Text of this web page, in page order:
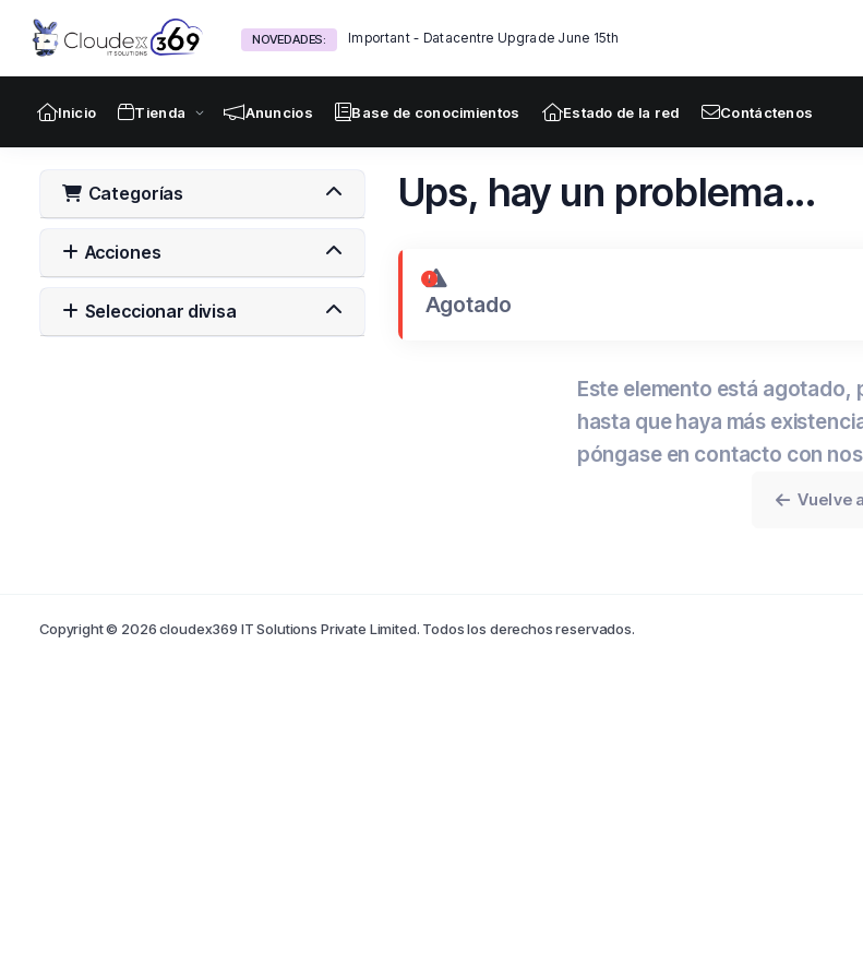
NOVEDADES: Important - Datacentre Upgrade June 15th
Inicio Tienda Anuncios Base de conocimientos Estado de la red Contáctenos
Categorías
Acciones
Seleccionar divisa
Ups, hay un problema...
Agotado
Este elemento está agotado,
hasta que haya más
póngase en contacto con
Vuelve
Copyright © 2026 cloudex369 IT Solutions Private Limited. Todos los derechos reservados.